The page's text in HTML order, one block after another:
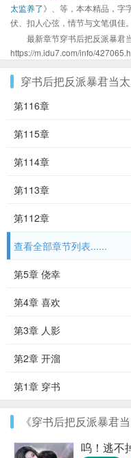
太监养了》、等，本本精品，字
伏、扣人心弦，情节与文笔俱佳。
最新章节穿书后把反派暴君
https://m.idu7.com/info/
穿书后把反派暴君当
第116章
第115章
第114章
第113章
第112章
查看全部章节列表......
第5章 侥幸
第4章 喜欢
第3章 人影
第2章 开溜
第1章 穿书
《穿书后把反派暴君
呜！逃不